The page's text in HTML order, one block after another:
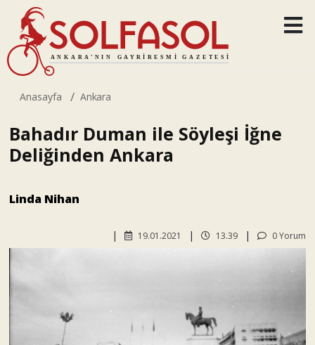
Anasayfa Ankara
Bahadır Duman ile Söyleşi İğne
Deliğinden Ankara
Linda Nihan
0 Yorum
13.39
19.01.2021